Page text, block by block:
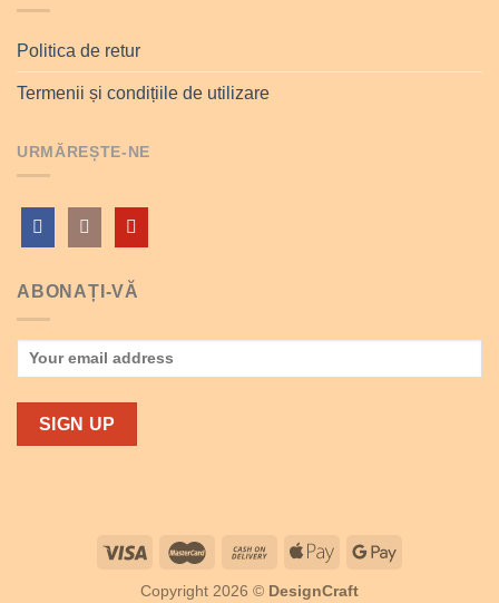
Politica de retur
Termenii și condițiile de utilizare
URMĂREȘTE-NE
ABONAȚI-VĂ
Copyright 2026 © DesignCraft